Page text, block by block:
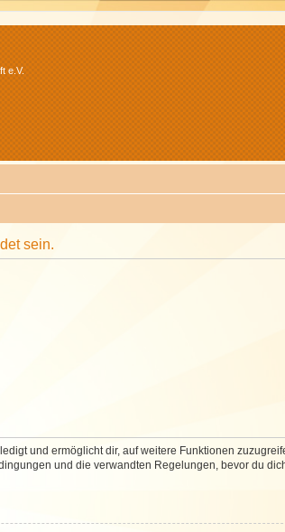
e.V.
sein.
und ermöglicht dir, auf weitere Funktionen
und die verwandten Regelungen, bevor du